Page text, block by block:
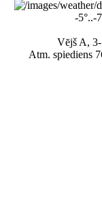
-5°..-
Vējš A,
Atm. spiediens